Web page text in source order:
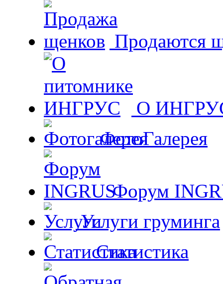
Продаются
О
ФотоГалерея
Форум
Услуги груминга
Статистика